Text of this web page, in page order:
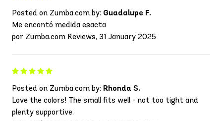
Posted on Zumba.com by: Guadalupe F.
Me encantó medida esacta
por Zumba.com Reviews, 31 January 2025
Posted on Zumba.com by: Rhonda S.
Love the colors! The small fits well - not too tight and
plenty supportive.